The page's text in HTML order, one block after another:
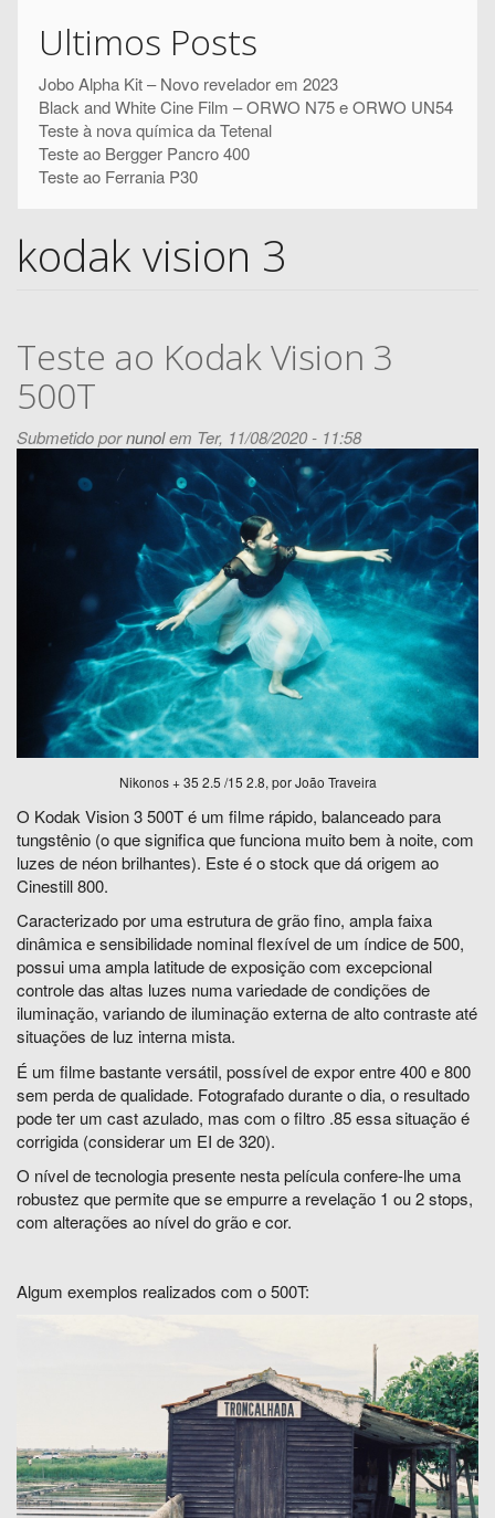
pesquisa
Ultimos Posts
Jobo Alpha Kit – Novo revelador em 2023
Black and White Cine Film – ORWO N75 e ORWO UN54
Teste à nova química da Tetenal
Teste ao Bergger Pancro 400
Teste ao Ferrania P30
kodak vision 3
Teste ao Kodak Vision 3
500T
Submetido pornunolem Ter, 11/08/2020 - 11:58
Nikonos + 35 2.5 /15 2.8, por João Traveira
O Kodak Vision 3 500T é um filme rápido, balanceado para
tungstênio (o que significa que funciona muito bem à noite, com
luzes de néon brilhantes). Este é o stock que dá origem ao
Cinestill 800.
Caracterizado por uma estrutura de grão fino, ampla faixa
dinâmica e sensibilidade nominal flexível de um índice de 500,
possui uma ampla latitude de exposição com excepcional
controle das altas luzes numa variedade de condições de
iluminação, variando de iluminação externa de alto contraste até
situações de luz interna mista.
É um filme bastante versátil, possível de expor entre 400 e 800
sem perda de qualidade. Fotografado durante o dia, o resultado
pode ter um cast azulado, mas com o filtro .85 essa situação é
corrigida (considerar um EI de 320).
O nível de tecnologia presente nesta película confere-lhe uma
robustez que permite que se empurre a revelação 1 ou 2 stops,
com alterações ao nível do grão e cor.
Algum exemplos realizados com o 500T: